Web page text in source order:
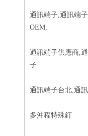
通訊端子,通訊端
OEM,
通訊端子供應商,
子
通訊端子台北,通
多沖程特殊釘